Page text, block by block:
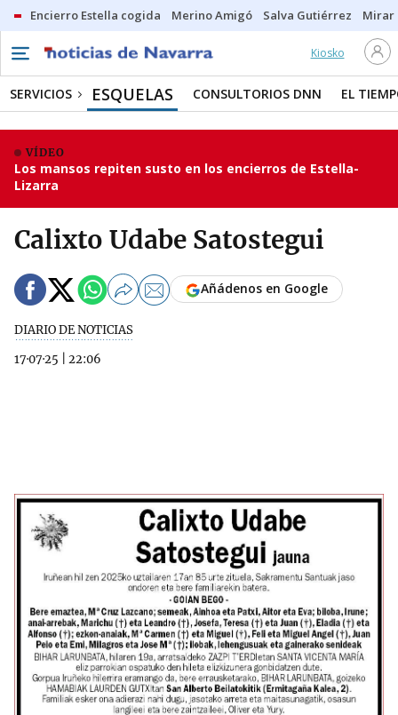
Encierro Estella cogida Merino Amigó Salva Gutiérrez Mirar
Kiosko
SERVICIOS ESQUELAS CONSULTORIOS DNN EL
VÍDEO
Los mansos repiten susto en los encierros de Estella-
Lizarra
Calixto Udabe Satostegui
DIARIO DE NOTICIAS
17·07·25
22:06
Añádenos en Google